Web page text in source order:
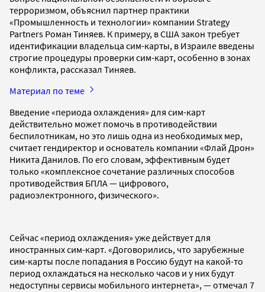
терроризмом, объяснил партнер практики
«Промышленность и технологии» компании Strategy
Partners Роман Тиняев. К примеру, в США закон требует
идентификации владельца сим-карты, в Израиле введены
строгие процедуры проверки сим-карт, особенно в зонах
конфликта, рассказал Тиняев.
Материал по теме
Введение «периода охлаждения» для сим-карт
действительно может помочь в противодействии
беспилотникам, но это лишь одна из необходимых мер,
считает гендиректор и основатель компании «Флай Дрон»
Никита Данилов. По его словам, эффективным будет
только «комплексное сочетание различных способов
противодействия БПЛА — цифрового,
радиоэлектронного, физического».
Сейчас «период охлаждения» уже действует для
иностранных сим-карт. «Договорились, что зарубежные
сим-карты после попадания в Россию будут на какой-то
период охлаждаться на несколько часов и у них будут
недоступны сервисы мобильного интернета», — отмечал 7